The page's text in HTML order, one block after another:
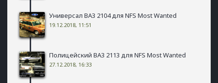
Универсал ВАЗ 2104 для NFS Most Wanted
19.12.2018, 11:51
Полицейский ВАЗ 2113 для NFS Most Wanted
27.12.2018, 16:33